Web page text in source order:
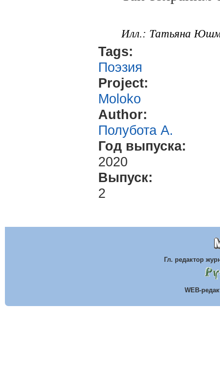
Илл.: Татьяна
Tags:
Поэзия
Project:
Moloko
Author:
Полубота А.
Год выпуска:
2020
Выпуск:
2
Гл. редактор
WEB-